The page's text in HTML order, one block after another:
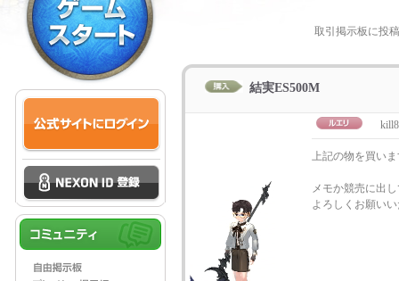
取引掲示板に投
結実ES500M
上記の物を買いま
メモか競売に出
よろしくお願い